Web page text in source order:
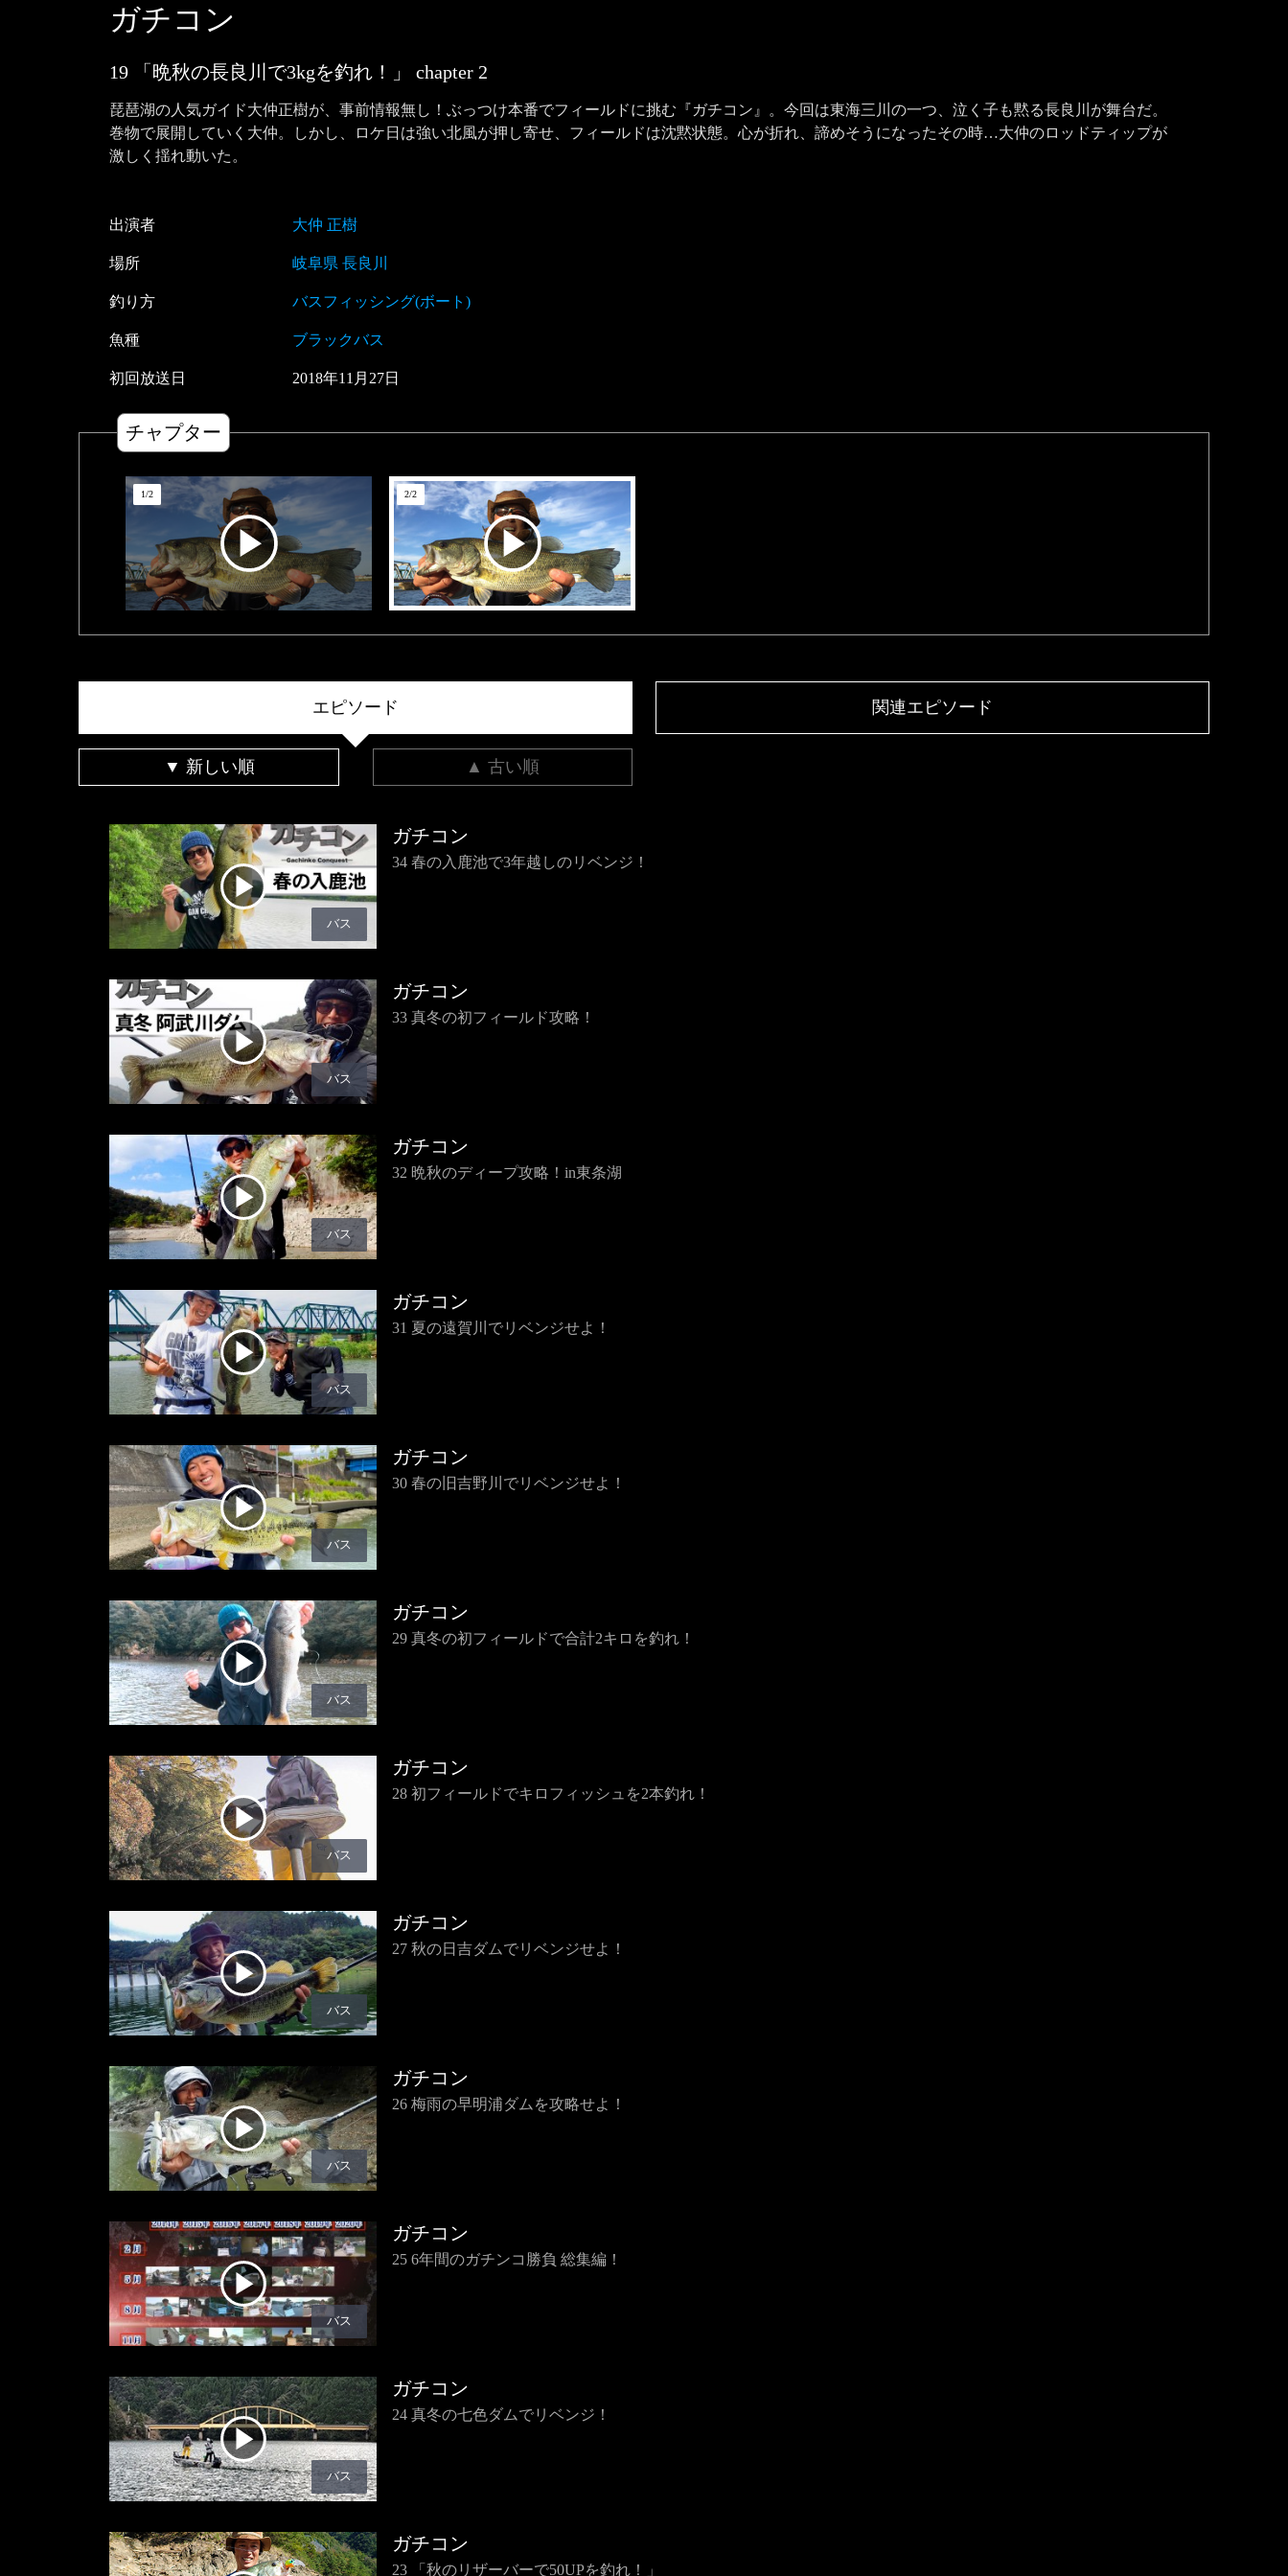
ガチコン
19 「晩秋の長良川で3kgを釣れ！」 chapter 2
琵琶湖の人気ガイド大仲正樹が、事前情報無し！ぶっつけ本番でフィールドに挑む『ガチコン』。今回は東海三川の一つ、泣く子も黙る長良川が舞台だ。
巻物で展開していく大仲。しかし、ロケ日は強い北風が押し寄せ、フィールドは沈黙状態。心が折れ、諦めそうになったその時…大仲のロッドティップが
出演者 大仲 正樹
場所 岐阜県 長良川
釣り方 バスフィッシング(ボート)
魚種 ブラックバス
初回放送日 2018年11 月 27日
チャプター
1/2 2/2
エピソード 関連エピソード
▼ 新しい順 ▲ 古い順
バス
ガチコン
34 春の入鹿池で3年越しのリベンジ！
バス
ガチコン
33 真冬の初フィールド攻略！
バス
ガチコン
32 晩秋のディープ攻略！in東条湖
バス
ガチコン
31 夏の遠賀川でリベンジせよ！
バス
ガチコン
30 春の旧吉野川でリベンジせよ！
バス
ガチコン
29 真冬の初フィールドで合計2キロを釣れ！
バス
ガチコン
28 初フィールドでキロフィッシュを2本釣れ！
バス
ガチコン
27 秋の日吉ダムでリベンジせよ！
バス
ガチコン
26 梅雨の早明浦ダムを攻略せよ！
バス
ガチコン
25 6年間のガチンコ勝負 総集編！
バス
ガチコン
24 真冬の七色ダムでリベンジ！
ガチコン
23 「秋のリザーバーで50UPを釣れ！」